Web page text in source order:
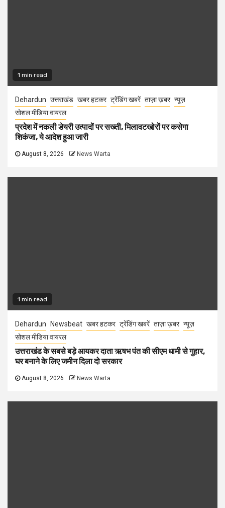
1 min read
Dehardun उत्तराखंड खबर हटकर ट्रेंडिंग खबरें ताज़ा ख़बर न्यूज़
सोशल मीडिया वायरल
प्रदेश में नकली डेयरी उत्पादों पर सख्ती, मिलावटखोरों पर कसेगा
शिकंजा, ये आदेश हुआ जारी
August 8, 2026 News Warta
1 min read
Dehardun Newsbeat खबर हटकर ट्रेंडिंग खबरें ताज़ा ख़बर न्यूज़
सोशल मीडिया वायरल
उत्तराखंड के सबसे बड़े आयकर दाता ऋषभ पंत की सीएम धामी से गुहार,
घर बनाने के लिए जमीन दिला दो सरकार
August 8, 2026 News Warta